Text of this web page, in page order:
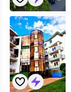
«Милана»
мини-
гостиница
на
карте